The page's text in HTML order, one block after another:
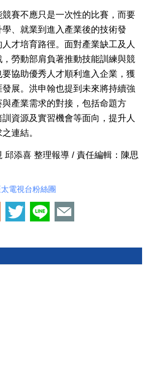
賽不應只是一次性的比賽，而要
、就業到進入產業後的技術發
才培育路徑。面對產業缺工及人
勞動部肩負著推動技能訓練與競
協助優秀人才順利進入企業，獲
展。洪申翰也提到未來將持續強
產業需求的對接，包括命題方
資源及實習機會等面向，提升人
連結。
邱添喜 整理報導 / 責任編輯：陳思
電視台粉絲團